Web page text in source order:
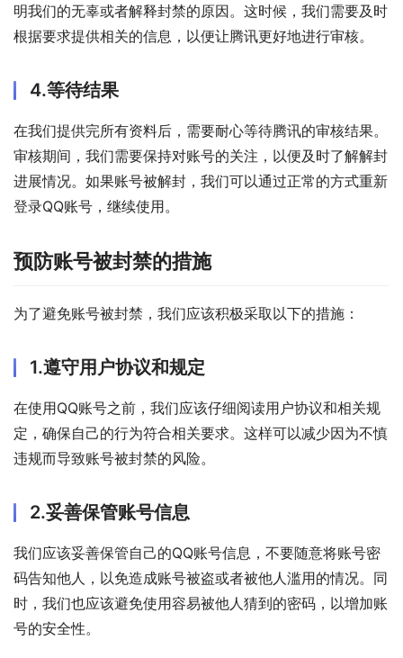
明我们的无辜或者解释封禁的原因。这时候，我们需要及时
根据要求提供相关的信息，以便让腾讯更好地进行审核。
4.等待结果
在我们提供完所有资料后，需要耐心等待腾讯的审核结果。
审核期间，我们需要保持对账号的关注，以便及时了解解封
进展情况。如果账号被解封，我们可以通过正常的方式重新
登录QQ账号，继续使用。
预防账号被封禁的措施
为了避免账号被封禁，我们应该积极采取以下的措施：
1.遵守用户协议和规定
在使用QQ账号之前，我们应该仔细阅读用户协议和相关规
定，确保自己的行为符合相关要求。这样可以减少因为不慎
违规而导致账号被封禁的风险。
2.妥善保管账号信息
我们应该妥善保管自己的QQ账号信息，不要随意将账号密
码告知他人，以免造成账号被盗或者被他人滥用的情况。同
时，我们也应该避免使用容易被他人猜到的密码，以增加账
号的安全性。